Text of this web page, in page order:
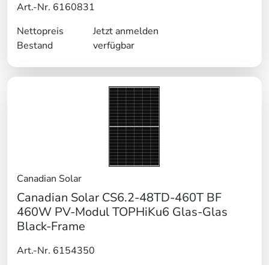
Art.-Nr. 6160831
Nettopreis
Jetzt anmelden
Bestand
verfügbar
Canadian Solar
Canadian Solar CS6.2-48TD-460T BF
460W PV-Modul TOPHiKu6 Glas-Glas
Black-Frame
Art.-Nr. 6154350